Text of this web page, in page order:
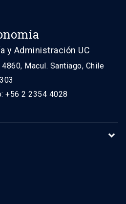
y Administración UC
Macul. Santiago, Chile
+56 2 2354 4028